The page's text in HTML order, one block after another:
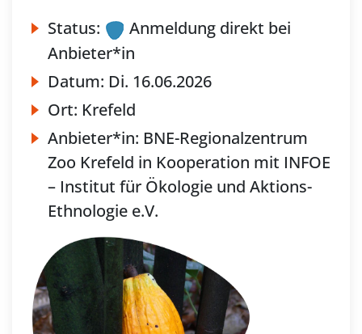
Status:
Anmeldung direkt bei
Anbieter*in
Datum: Di. 16.06.2026
Ort: Krefeld
Anbieter*in: BNE-Regionalzentrum
Zoo Krefeld in Kooperation mit INFOE
– Institut für Ökologie und Aktions-
Ethnologie e.V.